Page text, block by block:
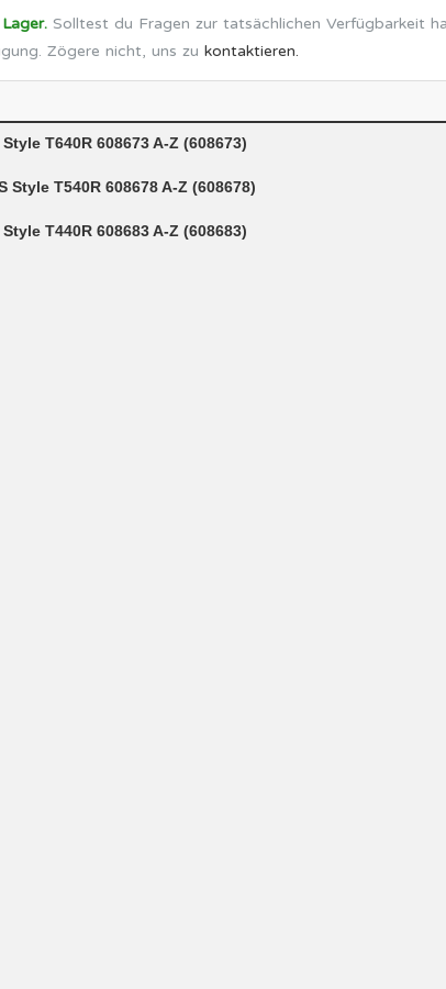
Solltest du Fragen zur tatsächlichen Verfügbarkeit
Zögere nicht, uns zu kontaktieren.
T640R 608673 A-Z (608673)
Style T540R 608678 A-Z (608678)
T440R 608683 A-Z (608683)